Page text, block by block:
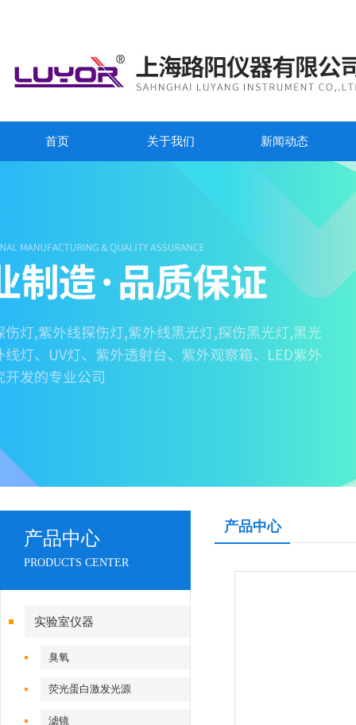
首页 关于我们 新闻动态
产品中心
PRODUCTS CENTER
实验室仪器
臭氧
荧光蛋白激发光源
滤镜
产品中心